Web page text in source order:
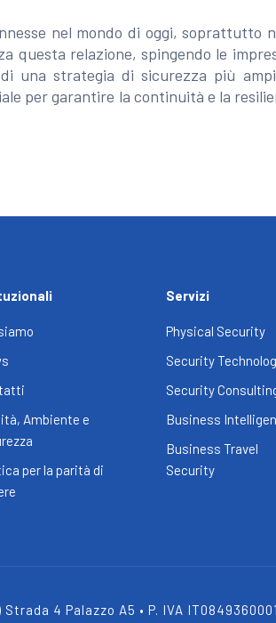
nel mondo di oggi, soprattutto
questa relazione, spingendo le
una strategia di sicurezza più
per garantire la continuità e la
Ambiente e
per la parità di
Servizi
Physical Security
Security
Security
Business
Business Travel
Security
4 Palazzo A5 • P. IVA